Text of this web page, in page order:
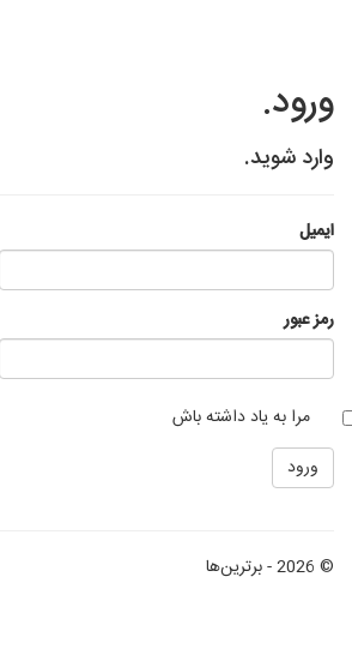
ورود.
وارد شوید.
ایمیل
رمز عبور
مرا به یاد داشته باش
© 2026 - برترین‌ها